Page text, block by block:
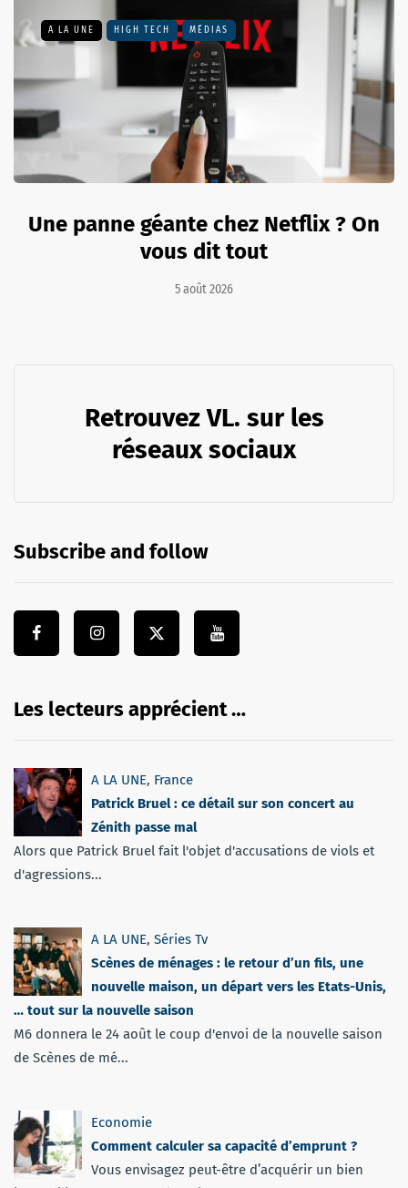
A LA UNE HIGH TECH MÉDIAS
Une panne géante chez Netflix ? On
vous dit tout
5 août 2026
Retrouvez VL. sur les
réseaux sociaux
Subscribe and follow
Les lecteurs apprécient …
A LA UNE, France
Patrick Bruel : ce détail sur son concert au
Zénith passe mal
Alors que Patrick Bruel fait l'objet d'accusations de viols et
d'agressions...
A LA UNE, Séries Tv
Scènes de ménages : le retour d’un fils, une
nouvelle maison, un départ vers les Etats-Unis,
… tout sur la nouvelle saison
M6 donnera le 24 août le coup d'envoi de la nouvelle saison
de Scènes de mé...
Economie
Comment calculer sa capacité d’emprunt ?
Vous envisagez peut-être d’acquérir un bien